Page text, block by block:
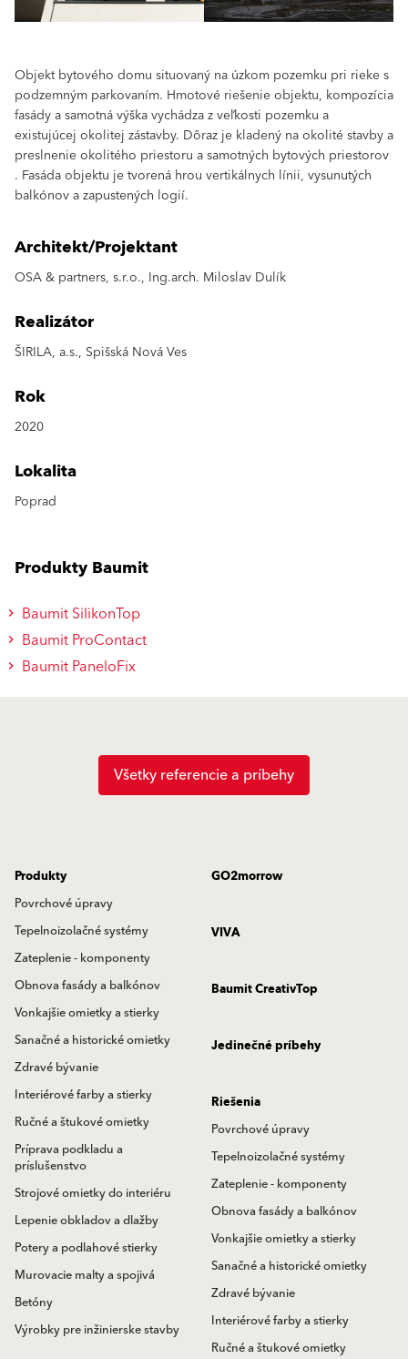
Objekt bytového domu situovaný na úzkom pozemku pri rieke s
podzemným parkovaním. Hmotové riešenie objektu, kompozícia
fasády a samotná výška vychádza z veľkosti pozemku a
existujúcej okolitej zástavby. Dôraz je kladený na okolité stavby a
preslnenie okolitého priestoru a samotných bytových priestorov
. Fasáda objektu je tvorená hrou vertikálnych línii, vysunutých
balkónov a zapustených logií.
Architekt/Projektant
OSA & partners, s.r.o., Ing.arch. Miloslav Dulík
Realizátor
ŠIRILA, a.s., Spišská Nová Ves
Rok
2020
Lokalita
Poprad
Produkty Baumit
Baumit SilikonTop
Baumit ProContact
Baumit PaneloFix
Všetky referencie a príbehy
Produkty
Povrchové úpravy
Tepelnoizolačné systémy
Zateplenie - komponenty
Obnova fasády a balkónov
Vonkajšie omietky a stierky
Sanačné a historické omietky
Zdravé bývanie
Interiérové farby a stierky
Ručné a štukové omietky
Príprava podkladu a
príslušenstvo
Strojové omietky do interiéru
Lepenie obkladov a dlažby
Potery a podlahové stierky
Murovacie malty a spojivá
Betóny
Výrobky pre inžinierske stavby
GO2morrow
VIVA
Baumit CreativTop
Jedinečné príbehy
Riešenia
Povrchové úpravy
Tepelnoizolačné systémy
Zateplenie - komponenty
Obnova fasády a balkónov
Vonkajšie omietky a stierky
Sanačné a historické omietky
Zdravé bývanie
Interiérové farby a stierky
Ručné a štukové omietky